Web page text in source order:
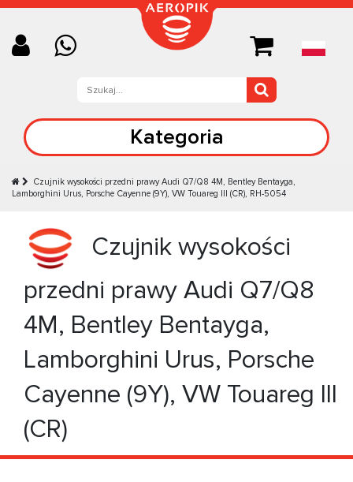
Kategoria
Czujnik wysokości przedni prawy Audi Q7/Q8 4M, Bentley Bentayga,
Lamborghini Urus, Porsche Cayenne (9Y), VW Touareg III (CR), RH-5054
Czujnik wysokości
przedni prawy Audi Q7/Q8
4M, Bentley Bentayga,
Lamborghini Urus, Porsche
Cayenne (9Y), VW Touareg III
(CR)